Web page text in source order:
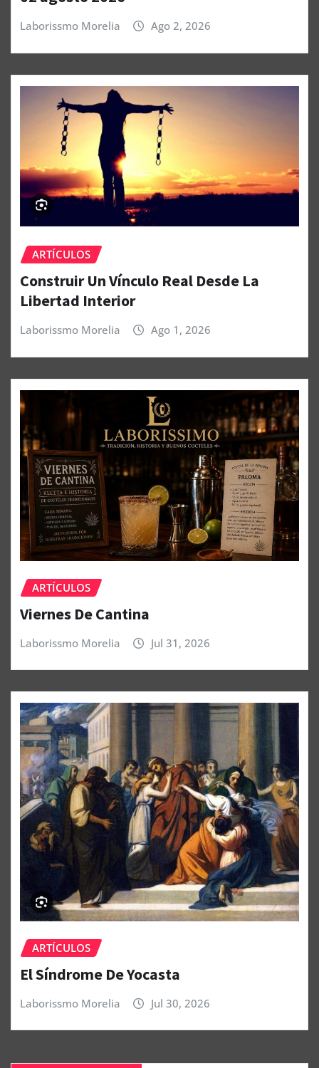
Laborissmo Morelia Ago 2, 2026
ARTÍCULOS
Construir Un Vínculo Real Desde La
Libertad Interior
Laborissmo Morelia Ago 1, 2026
ARTÍCULOS
Viernes De Cantina
Laborissmo Morelia Jul 31, 2026
ARTÍCULOS
El Síndrome De Yocasta
Laborissmo Morelia Jul 30, 2026